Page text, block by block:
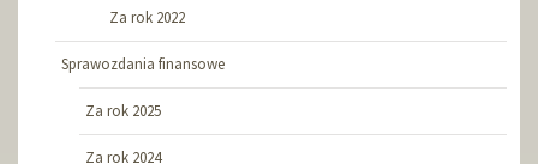
Za rok 2022
Sprawozdania finansowe
Za rok 2025
Za rok 2024